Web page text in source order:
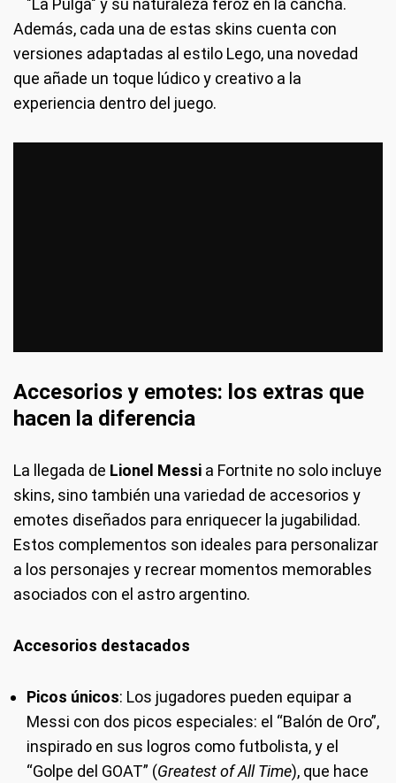
"La Pulga" y su naturaleza feroz en la cancha.
Además, cada una de estas skins cuenta con
versiones adaptadas al estilo Lego, una novedad
que añade un toque lúdico y creativo a la
experiencia dentro del juego.
Accesorios y emotes: los extras que
hacen la diferencia
La llegada de Lionel Messi a Fortnite no solo incluye
skins, sino también una variedad de accesorios y
emotes diseñados para enriquecer la jugabilidad.
Estos complementos son ideales para personalizar
a los personajes y recrear momentos memorables
asociados con el astro argentino.
Accesorios destacados
Picos únicos: Los jugadores pueden equipar a
Messi con dos picos especiales: el “Balón de Oro”,
inspirado en sus logros como futbolista, y el
“Golpe del GOAT” (Greatest of All Time), que hace